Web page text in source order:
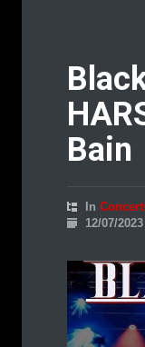
Bain
In
12/07/2023